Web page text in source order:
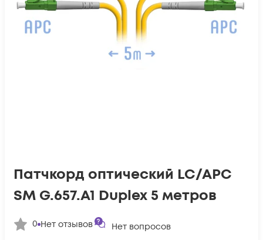
Патчкорд оптический LC/APC
SM G.657.A1 Duplex 5 метров
0 Нет отзывов Нет вопросов